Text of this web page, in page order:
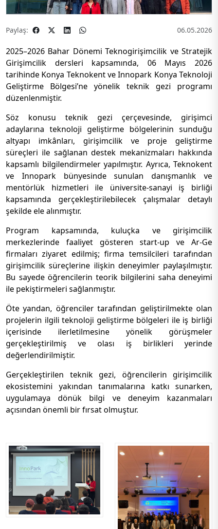
Paylaş: 06.05.2026
2025–2026 Bahar Dönemi Teknogirişimcilik ve Stratejik
Girişimcilik dersleri kapsamında, 06 Mayıs 2026
tarihinde Konya TeknokentveInnopark Konya Teknoloji
Geliştirme Bölgesi’ne yönelik teknik gezi programı
düzenlenmiştir.
Söz konusu teknik gezi çerçevesinde, girişimci
adaylarına teknoloji geliştirme bölgelerinin sunduğu
altyapı imkânları, girişimcilik ve proje geliştirme
süreçleri ile sağlanan destek mekanizmaları hakkında
kapsamlı bilgilendirmeler yapılmıştır. Ayrıca, Teknokent
ve Innopark bünyesinde sunulan danışmanlık ve
mentörlük hizmetleri ile üniversite-sanayi iş birliği
kapsamında gerçekleştirilebilecek çalışmalar detaylı
şekilde ele alınmıştır.
Program kapsamında, kuluçka ve girişimcilik
merkezlerinde faaliyet gösteren start-up ve Ar-Ge
firmaları ziyaret edilmiş; firma temsilcileri tarafından
girişimcilik süreçlerine ilişkin deneyimler paylaşılmıştır.
Bu sayede öğrencilerin teorik bilgilerini saha deneyimi
ile pekiştirmeleri sağlanmıştır.
Öte yandan, öğrenciler tarafından geliştirilmekte olan
projelerin ilgili teknoloji geliştirme bölgeleri ile iş birliği
içerisinde ilerletilmesine yönelik görüşmeler
gerçekleştirilmiş ve olası iş birlikleri yerinde
değerlendirilmiştir.
Gerçekleştirilen teknik gezi, öğrencilerin girişimcilik
ekosistemini yakından tanımalarına katkı sunarken,
uygulamaya dönük bilgi ve deneyim kazanmaları
açısından önemli bir fırsat olmuştur.